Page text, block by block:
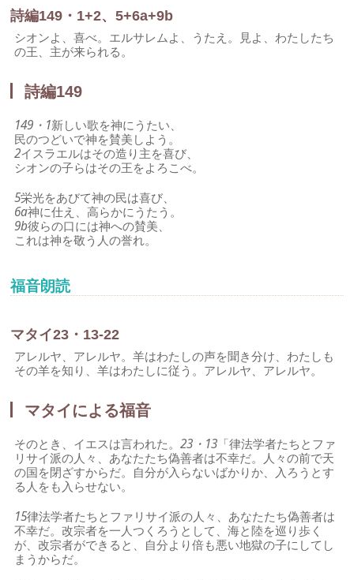
詩編149・1+2、5+6a+9b
シオンよ、喜べ。エルサレムよ、うたえ。見よ、わたしたち
の王、主が来られる。
詩編149
149・1新しい歌を神にうたい、
民のつどいで神を賛美しよう。
2イスラエルはその造り主を喜び、
シオンの子らはその王をよろこべ。
5栄光をあびて神の民は喜び、
6a神に仕え、高らかにうたう。
9b彼らの口には神への賛美、
これは神を敬う人の誉れ。
福音朗読
マタイ23・13-22
アレルヤ、アレルヤ。羊はわたしの声を聞き分け、わたしも
その羊を知り、羊はわたしに従う。アレルヤ、アレルヤ。
マタイによる福音
そのとき、イエスは言われた。23・13 「律法学者たちとファ
リサイ派の人々、あなたたち偽善者は不幸だ。人々の前で天
の国を閉ざすからだ。自分が入らないばかりか、入ろうとす
る人をも入らせない。
15律法学者たちとファリサイ派の人々、あなたたち偽善者は
不幸だ。改宗者を一人つくろうとして、海と陸を巡り歩く
が、改宗者ができると、自分より倍も悪い地獄の子にしてし
まうからだ。